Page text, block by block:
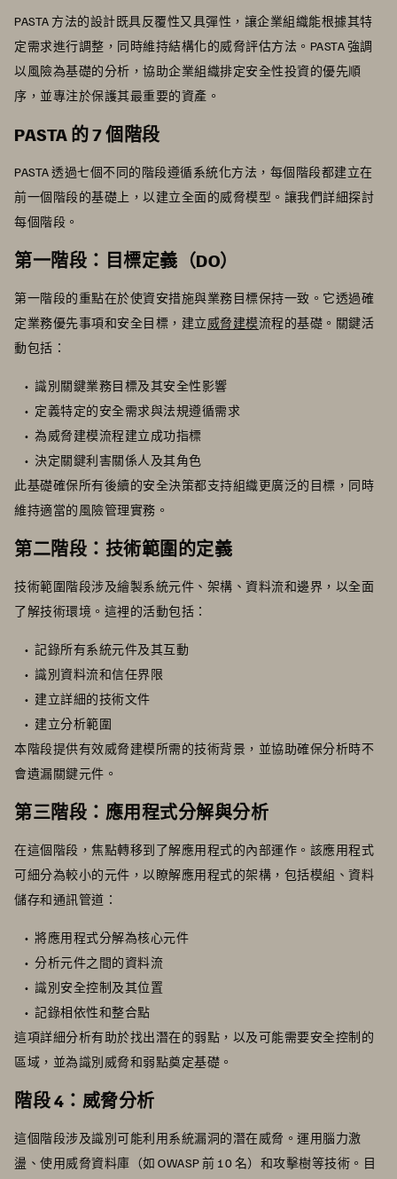
PASTA 方法的設計既具反覆性又具彈性，讓企業組織能根據其特
定需求進行調整，同時維持結構化的威脅評估方法。PASTA 強調
以風險為基礎的分析，協助企業組織排定安全性投資的優先順
序，並專注於保護其最重要的資產。
PASTA 的 7 個階段
PASTA 透過七個不同的階段遵循系統化方法，每個階段都建立在
前一個階段的基礎上，以建立全面的威脅模型。讓我們詳細探討
每個階段。
第一階段：目標定義（DO）
第一階段的重點在於使資安措施與業務目標保持一致。它透過確
定業務優先事項和安全目標，建立威脅建模流程的基礎。關鍵活
動包括：
識別關鍵業務目標及其安全性影響
定義特定的安全需求與法規遵循需求
為威脅建模流程建立成功指標
決定關鍵利害關係人及其角色
此基礎確保所有後續的安全決策都支持組織更廣泛的目標，同時
維持適當的風險管理實務。
第二階段：技術範圍的定義
技術範圍階段涉及繪製系統元件、架構、資料流和邊界，以全面
了解技術環境。這裡的活動包括：
記錄所有系統元件及其互動
識別資料流和信任界限
建立詳細的技術文件
建立分析範圍
本階段提供有效威脅建模所需的技術背景，並協助確保分析時不
會遺漏關鍵元件。
第三階段：應用程式分解與分析
在這個階段，焦點轉移到了解應用程式的內部運作。該應用程式
可細分為較小的元件，以瞭解應用程式的架構，包括模組、資料
儲存和通訊管道：
將應用程式分解為核心元件
分析元件之間的資料流
識別安全控制及其位置
記錄相依性和整合點
這項詳細分析有助於找出潛在的弱點，以及可能需要安全控制的
區域，並為識別威脅和弱點奠定基礎。
階段 4：威脅分析
這個階段涉及識別可能利用系統漏洞的潛在威脅。運用腦力激
盪、使用威脅資料庫（如 OWASP 前 10 名）和攻擊樹等技術。目